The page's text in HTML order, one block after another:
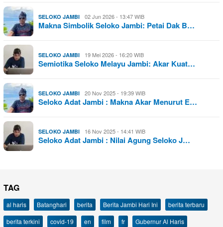
SELOKO JAMBI 02 Jun 2026 - 13:47 WIB
Makna Simbolik Seloko Jambi: Petai Dak B…
SELOKO JAMBI 19 Mei 2026 - 16:20 WIB
Semiotika Seloko Melayu Jambi: Akar Kuat…
SELOKO JAMBI 20 Nov 2025 - 19:39 WIB
Seloko Adat Jambi : Makna Akar Menurut E…
SELOKO JAMBI 16 Nov 2025 - 14:41 WIB
Seloko Adat Jambi : Nilai Agung Seloko J…
TAG
al haris Batanghari berita Berita Jambi Hari Ini
berita terbaru
berita terkini
covid-19 en film fr
Gubernur Al Haris